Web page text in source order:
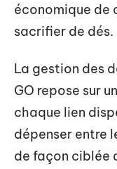
économique de
sacrifier de dés.
La gestion des
GO repose sur
chaque lien
dépenser entre
de façon ciblée